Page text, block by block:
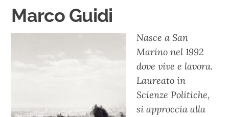
Marco Guidi
Nasce a San
Marino nel 1992
dove vive e lavora.
Laureato in
Scienze Politiche,
si approccia alla